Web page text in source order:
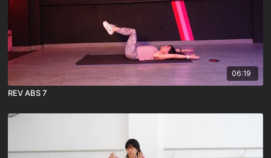
06:19
REV ABS 7